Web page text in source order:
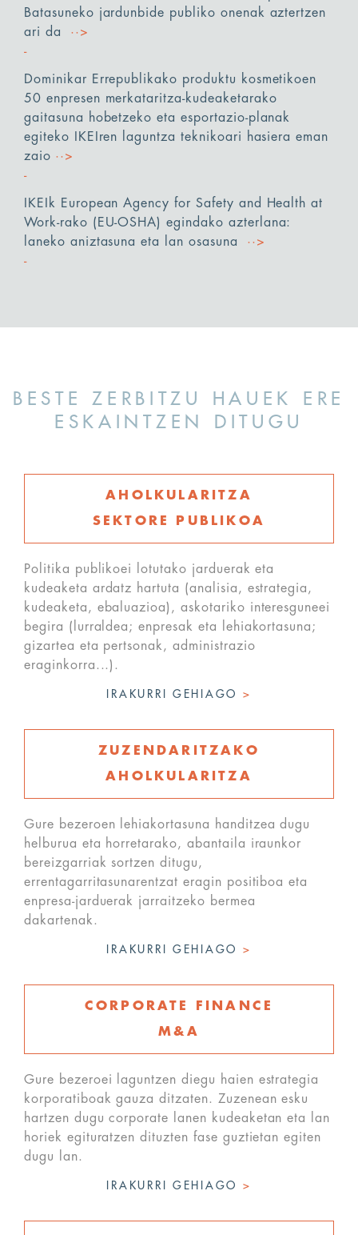
Batasuneko jardunbide publiko onenak aztertzen
ari da
··>
Dominikar Errepublikako produktu kosmetikoen
50 enpresen merkataritza-kudeaketarako
gaitasuna hobetzeko eta esportazio-planak
egiteko IKEIren laguntza teknikoari hasiera eman
zaio ··>
IKEIk European Agency for Safety and Health at
Work-rako (EU-OSHA) egindako azterlana:
laneko aniztasuna eta lan osasuna
··>
BESTE ZERBITZU HAUEK ERE
ESKAINTZEN DITUGU
AHOLKULARITZA
SEKTORE PUBLIKOA
Politika publikoei lotutako jarduerak eta
kudeaketa ardatz hartuta (analisia, estrategia,
kudeaketa, ebaluazioa), askotariko interesguneei
begira (lurraldea; enpresak eta lehiakortasuna;
gizartea eta pertsonak, administrazio
eraginkorra...).
IRAKURRI GEHIAGO >
ZUZENDARITZAKO
AHOLKULARITZA
Gure bezeroen lehiakortasuna handitzea dugu
helburua eta horretarako, abantaila iraunkor
bereizgarriak sortzen ditugu,
errentagarritasunarentzat eragin positiboa eta
enpresa-jarduerak jarraitzeko bermea
dakartenak.
IRAKURRI GEHIAGO >
CORPORATE FINANCE
M&A
Gure bezeroei laguntzen diegu haien estrategia
korporatiboak gauza ditzaten. Zuzenean esku
hartzen dugu corporate lanen kudeaketan eta lan
horiek egituratzen dituzten fase guztietan egiten
dugu lan.
IRAKURRI GEHIAGO >